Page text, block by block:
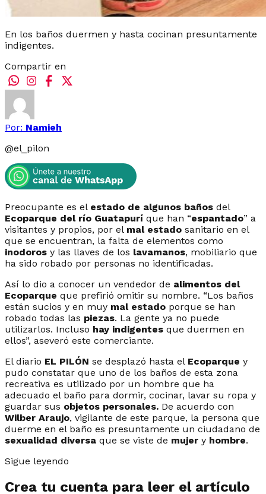
En los baños duermen y hasta cocinan presuntamente
indigentes.
Compartir en
Por: Namieh
@el_pilon
Preocupante es el estado de algunos baños del
Ecoparque del río Guatapurí que han “espantado” a
visitantes y propios, por el mal estado sanitario en el
que se encuentran, la falta de elementos como
inodoros y las llaves de los lavamanos, mobiliario que
ha sido robado por personas no identificadas.
Así lo dio a conocer un vendedor de alimentos del
Ecoparque que prefirió omitir su nombre. “Los baños
están sucios y en muy mal estado porque se han
robado todas las piezas. La gente ya no puede
utilizarlos. Incluso hay indigentes que duermen en
ellos”, aseveró este comerciante.
El diario EL PILÓN se desplazó hasta el Ecoparque y
pudo constatar que uno de los baños de esta zona
recreativa es utilizado por un hombre que ha
adecuado el baño para dormir, cocinar, lavar su ropa y
guardar sus objetos personales. De acuerdo con
Wilber Araujo, vigilante de este parque, la persona que
duerme en el baño es presuntamente un ciudadano de
sexualidad diversa que se viste de mujer y hombre.
Sigue leyendo
Crea tu cuenta para leer el artículo